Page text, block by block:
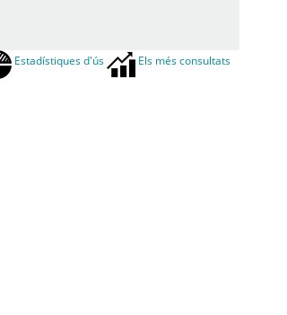
Estadístiques d'ús Els més consultats